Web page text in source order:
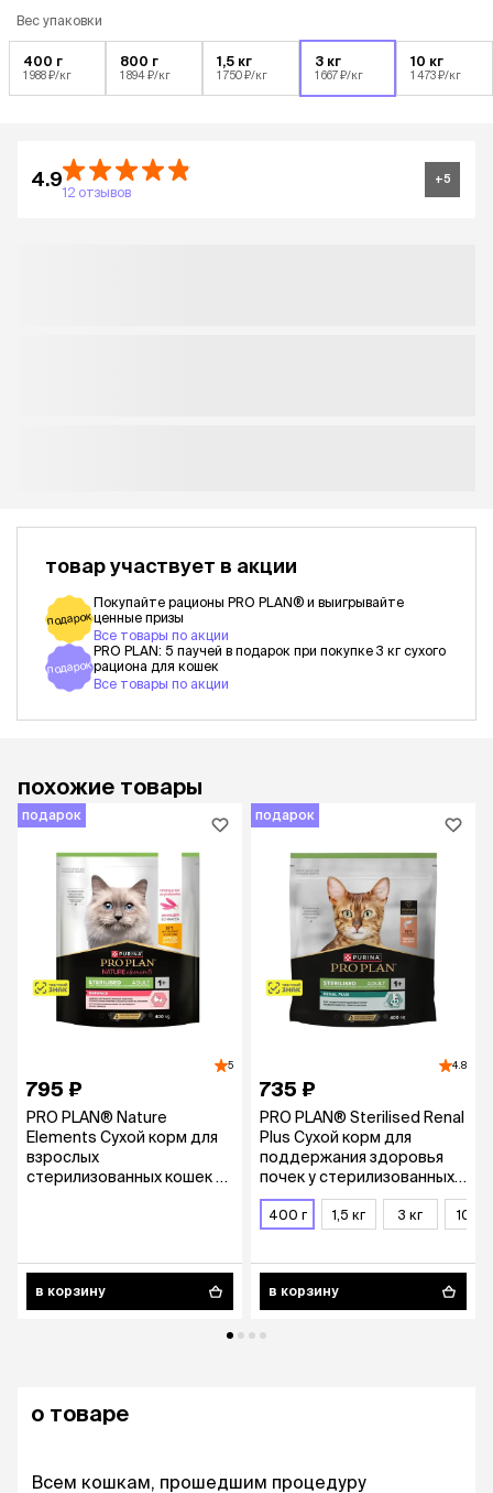
Вес упаковки
400 г
1 988 ₽/кг
800 г
1 894 ₽/кг
1,5 кг
1 750 ₽/кг
3 кг
1 667 ₽/кг
10 кг
1 473 ₽/кг
4.9
12 отзывов
+5
товар участвует в акции
подарок
Покупайте рационы PRO PLAN® и выигрывайте
ценные призы
Все товары по акции
подарок
PRO PLAN: 5 паучей в подарок при покупке 3 кг сухого
рациона для кошек
Все товары по акции
похожие товары
подарок
5
795 ₽
PRO PLAN® Nature
Elements Сухой корм для
взрослых
стерилизованных кошек и
в корзину
подарок
4.8
735 ₽
PRO PLAN® Sterilised Renal
Plus Сухой корм для
поддержания здоровья
почек у стерилизованных
кошек, с высоким
содержанием лосося, 400
400 г 1,5 кг 3 кг 10 кг
в корзину
о товаре
Всем кошкам, прошедшим процедуру